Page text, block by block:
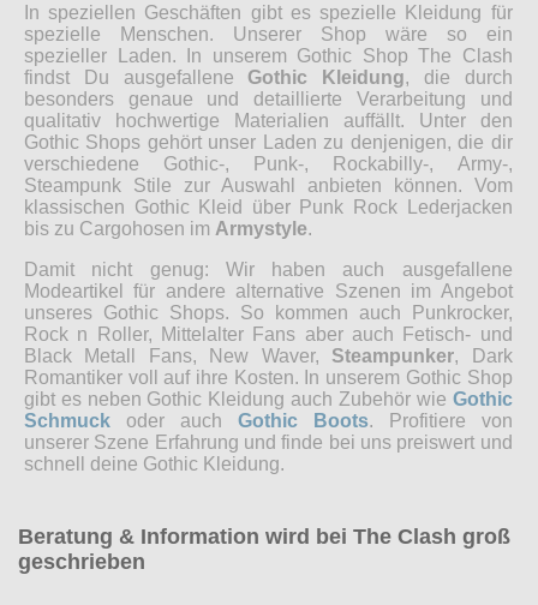
In speziellen Geschäften gibt es spezielle Kleidung für
spezielle Menschen. Unserer Shop wäre so ein
spezieller Laden. In unserem Gothic Shop The Clash
findst Du ausgefallene Gothic Kleidung, die durch
besonders genaue und detaillierte Verarbeitung und
qualitativ hochwertige Materialien auffällt. Unter den
Gothic Shops gehört unser Laden zu denjenigen, die dir
verschiedene Gothic-, Punk-, Rockabilly-, Army-,
Steampunk Stile zur Auswahl anbieten können. Vom
klassischen Gothic Kleid über Punk Rock Lederjacken
bis zu Cargohosen im Armystyle.
Damit nicht genug: Wir haben auch ausgefallene
Modeartikel für andere alternative Szenen im Angebot
unseres Gothic Shops. So kommen auch Punkrocker,
Rock n Roller, Mittelalter Fans aber auch Fetisch- und
Black Metall Fans, New Waver, Steampunker, Dark
Romantiker voll auf ihre Kosten. In unserem Gothic Shop
gibt es neben Gothic Kleidung auch Zubehör wie Gothic
Schmuck oder auch Gothic Boots. Profitiere von
unserer Szene Erfahrung und finde bei uns preiswert und
schnell deine Gothic Kleidung.
Beratung & Information wird bei The Clash groß
geschrieben